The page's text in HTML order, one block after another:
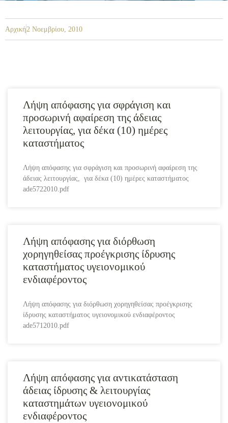
Αρχική2 Νοεμβρίου, 2010
Λήψη απόφασης για σφράγιση και
προσωρινή αφαίρεση της άδειας
λειτουργίας, για δέκα (10) ημέρες
καταστήματος
Λήψη απόφασης για σφράγιση και προσωρινή αφαίρεση της
άδειας λειτουργίας, για δέκα (10) ημέρες καταστήματος
ade5722010.pdf
Λήψη απόφασης για διόρθωση
χορηγηθείσας προέγκρισης ίδρυσης
καταστήματος υγειονομικού
ενδιαφέροντος
Λήψη απόφασης για διόρθωση χορηγηθείσας προέγκρισης
ίδρυσης καταστήματος υγειονομικού ενδιαφέροντος
ade5712010.pdf
Λήψη απόφασης για αντικατάσταση
άδειας ίδρυσης & λειτουργίας
καταστημάτων υγειονομικού
ενδιαφέροντος